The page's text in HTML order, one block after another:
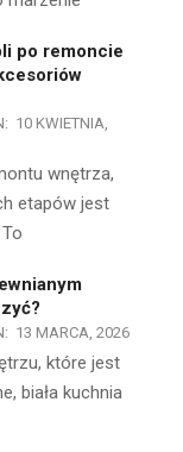
po remoncie
10 KWIETNIA,
wnętrza,
etapów jest
13 MARCA, 2026
które jest
biała kuchnia